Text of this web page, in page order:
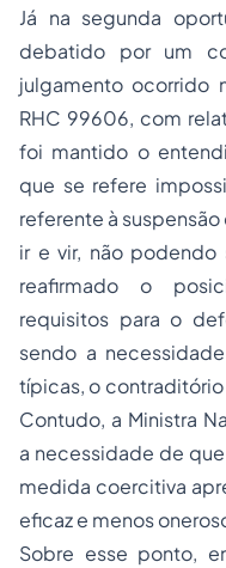
Já na segunda
debatido por um
julgamento ocorrido
RHC 99606, com
foi mantido o
que se refere
referente à
ir e vir, não
reafirmado o
requisitos para o
sendo a
típicas, o
Contudo, a Ministra
a necessidade de
medida coercitiva
eficaz e menos
Sobre esse ponto,